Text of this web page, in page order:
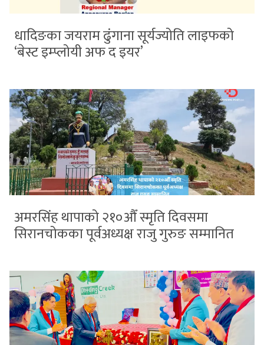
धादिङका जयराम ढुंगाना सूर्यज्योति लाइफको
‘बेस्ट इम्प्लोयी अफ द इयर’
अमरसिंह थापाको २१०औँ स्मृति दिवसमा
सिरानचोकका पूर्वअध्यक्ष राजु गुरुङ सम्मानित